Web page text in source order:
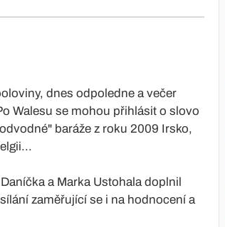
dnes odpoledne a večer
Walesu se mohou přihlásit o slovo
baráže z roku 2009 Irsko,
a Marka Ustohala doplnil
zaměřující se i na hodnocení a